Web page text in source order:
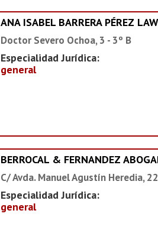
ANA ISABEL BARRERA PÉREZ
Doctor Severo Ochoa, 3 - 3º B
Especialidad Jurídica:
general
BERROCAL & FERNANDEZ
C/ Avda. Manuel Agustín Heredia,
Especialidad Jurídica:
general